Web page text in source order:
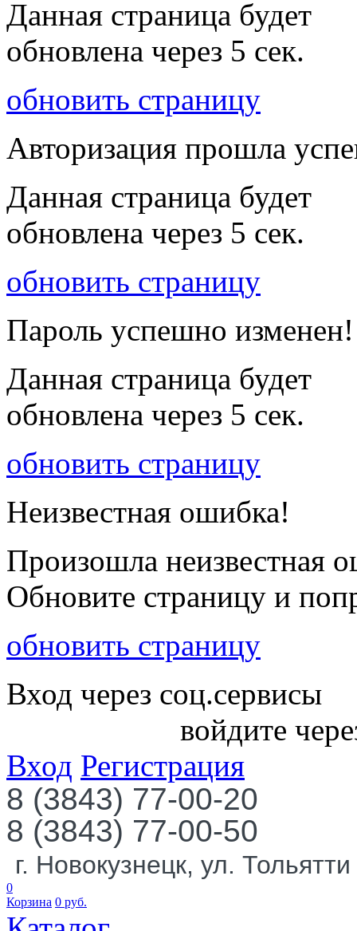
Данная страница будет
обновлена через 5 сек.
обновить страницу
Авторизация прошла
Данная страница будет
обновлена через 5 сек.
обновить страницу
Пароль успешно изменен!
Данная страница будет
обновлена через 5 сек.
обновить страницу
Неизвестная ошибка!
Произошла неизвестная
Обновите страницу и
обновить страницу
Вход через соц.сервисы
войдите
Вход Регистрация
8 (3843) 77-00-20
8 (3843) 77-00-50
г. Новокузнецк, ул.
0
Корзина 0 руб.